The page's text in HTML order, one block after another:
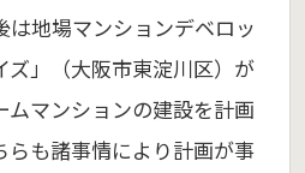
は地場マンションデベロッ
ズ」（大阪市東淀川区）が
ムマンションの建設を計画
らも諸事情により計画が事